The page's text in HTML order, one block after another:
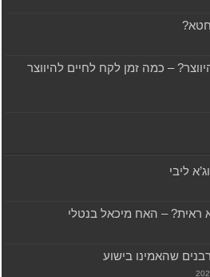
– כמה זמן לקח לחיים להיווצר
ליבי
שהאמינו בישוע